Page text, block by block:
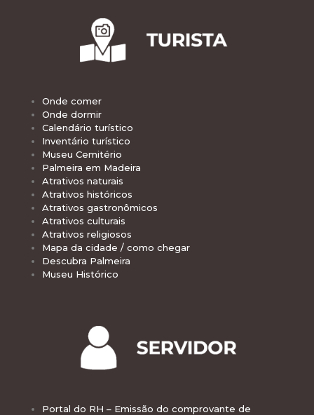
Onde comer
Onde dormir
Calendário turístico
Inventário turístico
Museu Cemitério
Palmeira em Madeira
Atrativos naturais
Atrativos históricos
Atrativos gastronômicos
Atrativos culturais
Atrativos religiosos
Mapa da cidade / como chegar
Descubra Palmeira
Museu Histórico
Portal do RH – Emissão do comprovante de